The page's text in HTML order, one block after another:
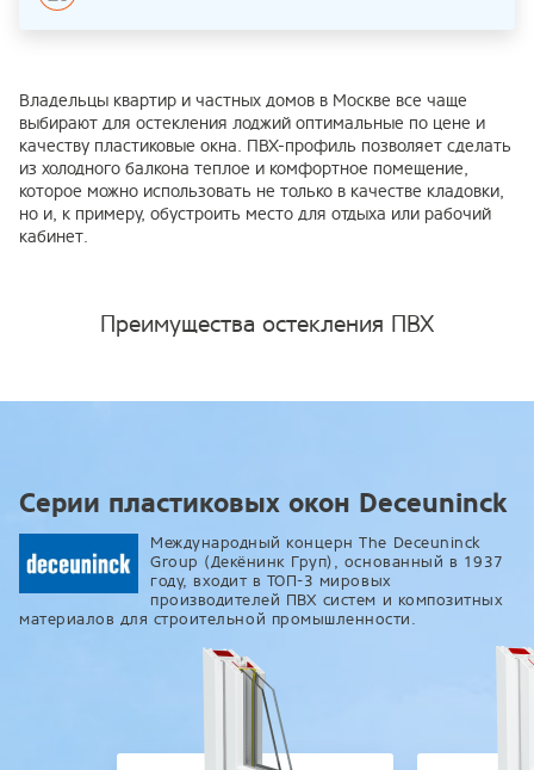
Владельцы квартир и частных домов в Москве все чаще
выбирают для остекления лоджий оптимальные по цене и
качеству пластиковые окна. ПВХ-профиль позволяет сделать
из холодного балкона теплое и комфортное помещение,
которое можно использовать не только в качестве кладовки,
но и, к примеру, обустроить место для отдыха или рабочий
кабинет.
Преимущества остекления ПВХ
Серии пластиковых окон Deceuninck
Международный концерн The Deceuninck
Group (Декёнинк Груп), основанный в 1937
году, входит в ТОП-3 мировых
производителей ПВХ систем и композитных
материалов для строительной промышленности.